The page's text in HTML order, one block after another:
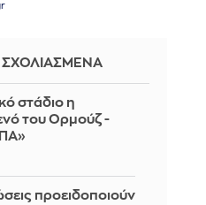
ΣΧΟΛΙΑΣΜΕΝΑ
στάδιο η
του Ορμούζ -
προειδοποιούν